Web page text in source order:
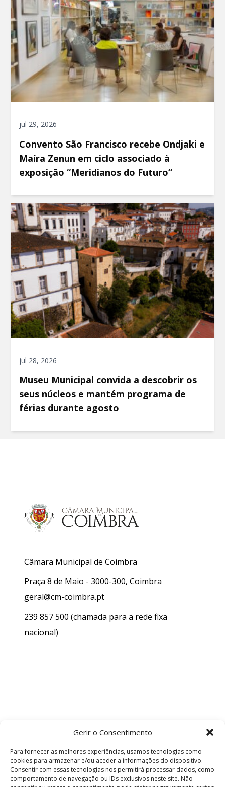
Gerir o Consentimento
Para fornecer as melhores experiências, usamos tecnologias como
cookies para armazenar e/ou aceder a informações do dispositivo.
Consentir com essas tecnologias nos permitirá processar dados, como
comportamento de navegação ou IDs exclusivos neste site. Não
jul 29, 2026
Convento São Francisco recebe Ondjaki e
Maíra Zenun em ciclo associado à
exposição “Meridianos do Futuro”
jul 28, 2026
Museu Municipal convida a descobrir os
seus núcleos e mantém programa de
férias durante agosto
Câmara Municipal de Coimbra
Praça 8 de Maio - 3000-300, Coimbra
geral@cm-coimbra.pt
239 857 500 (chamada para a rede fixa
nacional)